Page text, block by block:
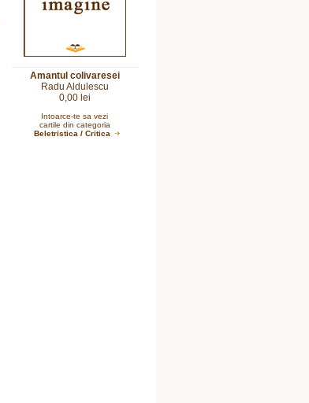
Amantul colivaresei
Radu Aldulescu
0,00 lei
Intoarce-te sa vezi
cartile din categoria
Beletristica / Critica